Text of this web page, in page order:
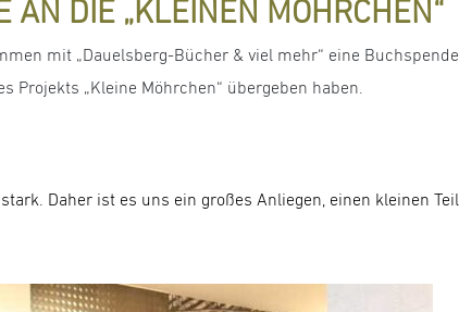
AN DIE „KLEINEN MÖHRCHEN“
mit „Dauelsberg-Bücher & viel mehr“ eine
„Kleine Möhrchen“ übergeben haben.
Daher ist es uns ein großes Anliegen, einen kleinen